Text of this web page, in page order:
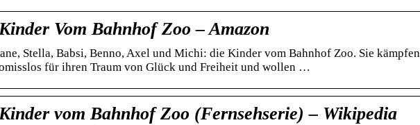
Vom Bahnhof Zoo – Amazon
Stella, Babsi, Benno, Axel und Michi: die Kinder vom Bahnhof Zoo. Sie kämpfen
für ihren Traum von Glück und Freiheit und wollen …
vom Bahnhof Zoo (Fernsehserie) – Wikipedia